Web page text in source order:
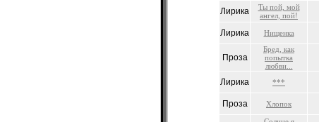
Лирика
Ты пой, мой
ангел, пой!
Лирика Нищенка
Проза
Бред, как
попытка
любви...
Лирика ***
Проза Хлопок